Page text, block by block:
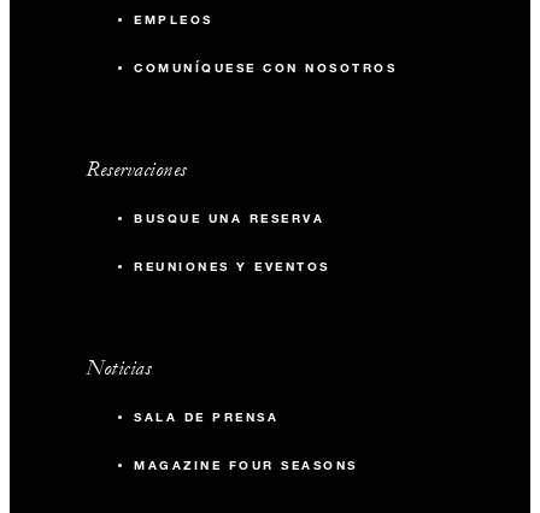
EMPLEOS
COMUNÍQUESE CON NOSOTROS
Reservaciones
BUSQUE UNA RESERVA
REUNIONES Y EVENTOS
Noticias
SALA DE PRENSA
MAGAZINE FOUR SEASONS